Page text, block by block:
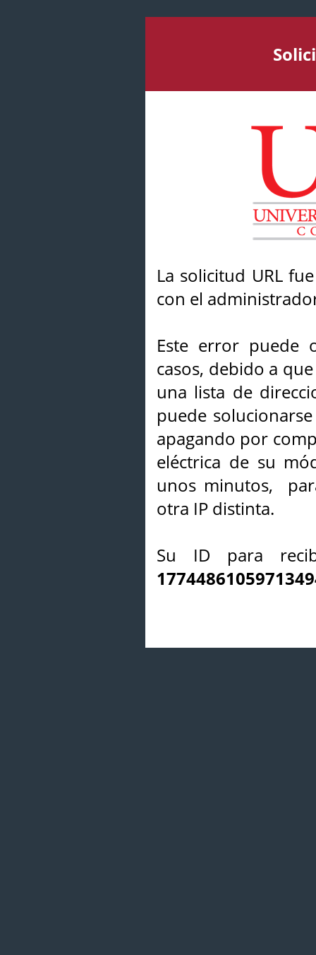
La solicitud URL
con el
Este error puede
casos, debido a
una lista de
puede
apagando por
eléctrica de su
unos minutos,
otra IP distinta.
Su ID para